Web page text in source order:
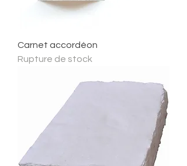
Carnet accordéon
Rupture de stock